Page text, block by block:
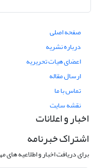
صفحه اصلی
درباره نشریه
اعضای هیات تحریریه
ارسال مقاله
تماس با ما
نقشه سایت
اخبار و اعلانات
اشتراک خبرنامه
برای دریافت اخبار و اطلاعیه